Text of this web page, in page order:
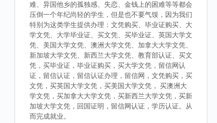
难、异国他乡的孤独感、失恋、金钱上的困难等等都会
压倒一个年纪尚轻的学生，但是也不要气馁，因为我们
特别为这类学生提供办理：文凭购买、毕业证购买、大
学文凭、大学毕业证、买文凭、买毕业证、英国大学文
凭、美国大学文凭、澳洲大学文凭、加拿大大学文凭、
新加坡大学文凭、新西兰大学文凭、教育部认证、买文
凭，买毕业证，毕业证购买，买大学文凭，留信网认
证，留信认证，留信认证办理，留信网，文凭购买，买
文凭，买英国大学文凭，买美国大学文凭， 买澳洲大
学文凭，买加拿大大学文凭，买新西兰大学文凭，买新
加坡大学文凭，回国证明，留信网认证，学历认证。从
而完成就业。